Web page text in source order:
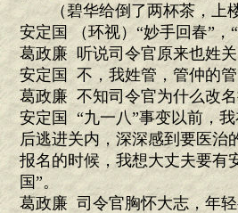
（碧华给倒了两杯茶，上
安定国 （环视）“妙手回春”
葛政廉 听说司令官原来也姓
安定国 不，我姓管，管仲的
葛政廉 不知司令官为什么改
安定国 “九一八”事变以前，
后逃进关内，深深感到要医治
报名的时候，我想大丈夫要有
国”。
葛政廉 司令官胸怀大志，年